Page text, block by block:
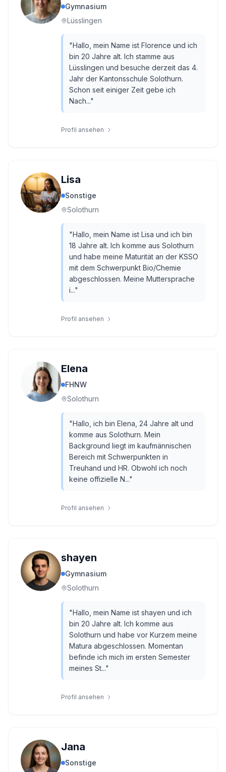
Gymnasium
Lüsslingen
"Hallo, mein Name ist Florence und ich
bin 20 Jahre alt. Ich stamme aus
Lüsslingen und besuche derzeit das 4.
Jahr der Kantonsschule Solothurn.
Schon seit einiger Zeit gebe ich
Nach..."
Profil ansehen
Lisa
Sonstige
Solothurn
"Hallo, mein Name ist Lisa und ich bin
18 Jahre alt. Ich komme aus Solothurn
und habe meine Maturität an der KSSO
mit dem Schwerpunkt Bio/Chemie
abgeschlossen. Meine Muttersprache
i..."
Profil ansehen
Elena
FHNW
Solothurn
"Hallo, ich bin Elena, 24 Jahre alt und
komme aus Solothurn. Mein
Background liegt im kaufmännischen
Bereich mit Schwerpunkten in
Treuhand und HR. Obwohl ich noch
keine offizielle N..."
Profil ansehen
shayen
Gymnasium
Solothurn
"Hallo, mein Name ist shayen und ich
bin 20 Jahre alt. Ich komme aus
Solothurn und habe vor Kurzem meine
Matura abgeschlossen. Momentan
befinde ich mich im ersten Semester
meines St..."
Profil ansehen
Jana
Sonstige